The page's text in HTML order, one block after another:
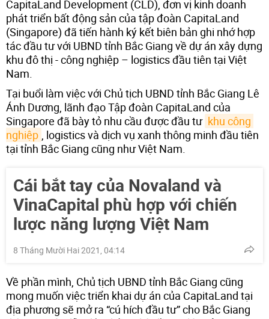
CapitaLand Development (CLD), đơn vị kinh doanh
phát triển bất động sản của tập đoàn CapitaLand
(Singapore) đã tiến hành ký kết biên bản ghi nhớ hợp
tác đầu tư với UBND tỉnh Bắc Giang về dự án xây dựng
khu đô thị - công nghiệp – logistics đầu tiên tại Việt
Nam.
Tại buổi làm việc với Chủ tịch UBND tỉnh Bắc Giang Lê
Ánh Dương, lãnh đạo Tập đoàn CapitaLand của
Singapore đã bày tỏ nhu cầu được đầu tư khu công
nghiệp , logistics và dịch vụ xanh thông minh đầu tiên
tại tỉnh Bắc Giang cũng như Việt Nam.
Cái bắt tay của Novaland và
VinaCapital phù hợp với chiến
lược năng lượng Việt Nam
8 Tháng Mười Hai 2021, 04:14
Về phần mình, Chủ tịch UBND tỉnh Bắc Giang cũng
mong muốn việc triển khai dự án của CapitaLand tại
địa phương sẽ mở ra “cú hích đầu tư” cho Bắc Giang